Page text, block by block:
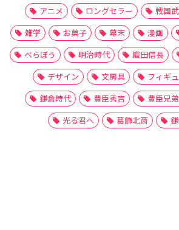
アニメ
ロングセラー 戦国
雑学
お菓子 幕末 漫画
べらぼう
明治時代 織田信長
デザイン
文房具 フィギ
鎌倉時代
豊臣秀吉 豊臣兄弟
光る君へ
葛飾北斎